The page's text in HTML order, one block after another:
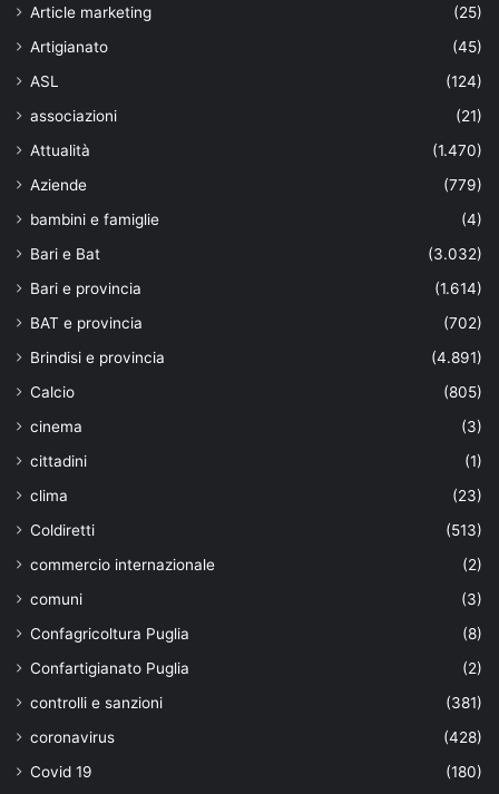
Article marketing
(25)
Artigianato
(45)
ASL
(124)
associazioni
(21)
Attualità
(1.470)
Aziende
(779)
bambini e famiglie
(4)
Bari e Bat
(3.032)
Bari e provincia
(1.614)
BAT e provincia
(702)
Brindisi e provincia
(4.891)
Calcio
(805)
cinema
(3)
cittadini
(1)
clima
(23)
Coldiretti
(513)
commercio internazionale
(2)
comuni
(3)
Confagricoltura Puglia
(8)
Confartigianato Puglia
(2)
controlli e sanzioni
(381)
coronavirus
(428)
Covid 19
(180)